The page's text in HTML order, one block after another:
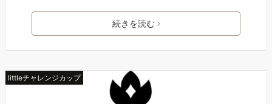
続きを読む
littleチャレンジカップ